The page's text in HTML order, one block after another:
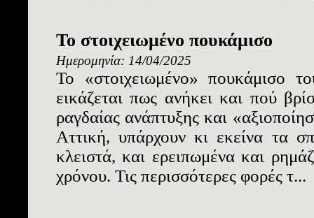
Το στοιχειωμένο πουκάμισο
Ημερομηνία: 14/04/2025
Το «στοιχειωμένο» πουκάμισο
εικάζεται πως ανήκει και πού
ραγδαίας ανάπτυξης και
Αττική, υπάρχουν κι εκείνα τα
κλειστά, και ερειπωμένα και
χρόνου. Τις περισσότερες φορές τ...